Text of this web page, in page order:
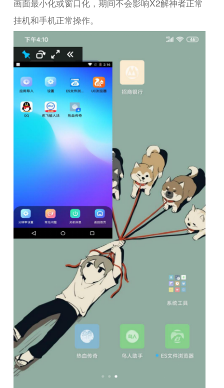
画面最小化或窗口化，期间不会影响X2解神者正常
挂机和手机正常操作。